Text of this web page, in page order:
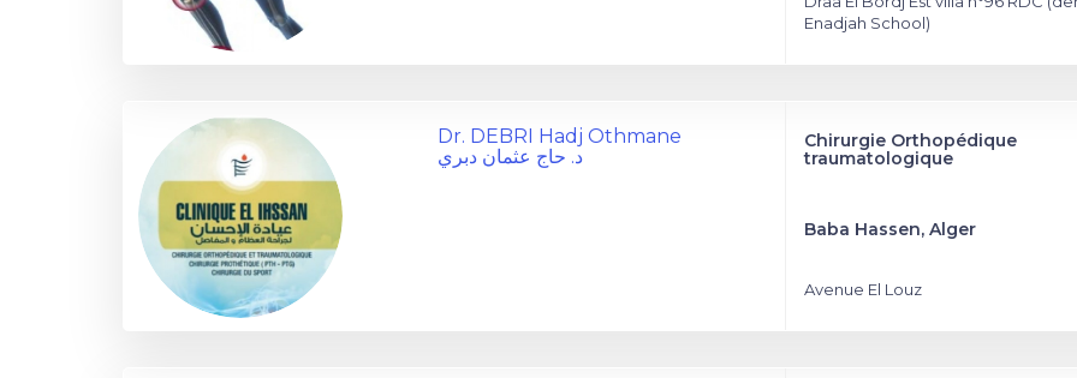
Enadjah School)
Dr. DEBRI Hadj Othmane
د. حاج عثمان دبري
Chirurgie Orthopédique
traumatologique
Baba Hassen, Alger
Avenue El Louz